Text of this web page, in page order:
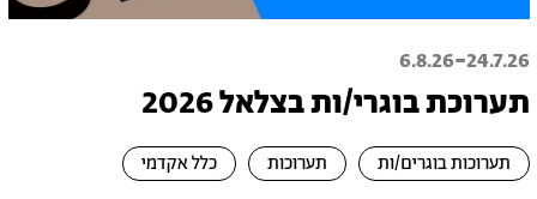
24.7.26
-
6.8.26
תערוכת בוגרי/ות בצלאל 2026
תערוכות בוגרים/ות תערוכות כלל אקדמי